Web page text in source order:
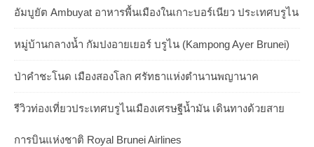
อัมบูยัต Ambuyat อาหารพื้นเมืองในเกาะบอร์เนียว ประเทศบรูไน
หมู่บ้านกลางน้ำ กัมปงอายเยอร์ บรูไน (Kampong Ayer Brunei)
ป่าคำชะโนด เมืองสองโลก ศรัทธาแห่งตำนานพญานาค
รีวิวท่องเที่ยวประเทศบรูไนเมืองเศรษฐีน้ำมัน เดินทางด้วยสาย
การบินแห่งชาติ Royal Brunei Airlines